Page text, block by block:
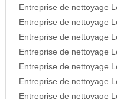
Entreprise de nettoyage
Entreprise de nettoyage
Entreprise de nettoyage
Entreprise de nettoyage
Entreprise de nettoyage
Entreprise de nettoyage
Entreprise de nettoyage